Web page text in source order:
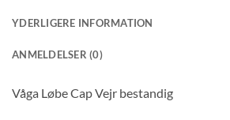
YDERLIGERE INFORMATION
ANMELDELSER (0)
Våga Løbe Cap Vejr bestandig